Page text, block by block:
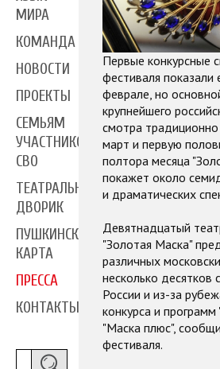
МИРА
КОМАНДА
НОВОСТИ
ПРОЕКТЫ
СЕМЬЯМ
УЧАСТНИКОВ
СВО
ТЕАТРАЛЬНЫЙ
ДВОРИК
ПУШКИНСКАЯ
КАРТА
ПРЕССА
КОНТАКТЫ
Первые конкурсные
фестиваля показали
феврале, но
крупнейшего
смотра
март и первую
полтора месяца
покажет около
и драматических
Девятнадцатый
"Золотая Маска"
различных
несколько десятков
России и из-за
конкурса и программ
"Маска плюс",
фестиваля.